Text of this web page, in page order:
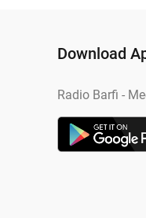
Download
Radio Barfi -